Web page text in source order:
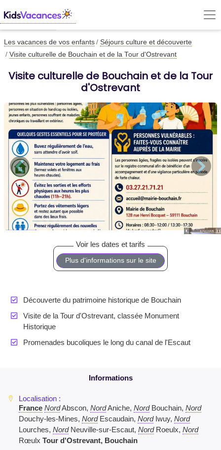
Les vacances de vos enfants
Séjours culture et découverte
Visite culturelle de Bouchain et de la Tour d'Ostrevant
Visite culturelle de Bouchain et de la Tour
d'Ostrevant
Plus d'informations sur le site
Découverte du patrimoine historique de Bouchain
Visite de la Tour d'Ostrevant, classée Monument
Historique
Promenades bucoliques le long du canal de l'Escaut
France NordAbscon, NordAniche, NordBouchain, Nord
Douchy-les-Mines, NordEscaudain, NordIwuy, Nord
Lourches, NordNeuville-sur-Escaut, NordRoeulx, Nord
Rœulx Tour d'Ostrevant, Bouchain